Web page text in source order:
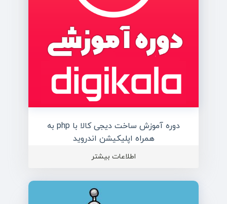
دوره آموزش ساخت دیجی کالا با php به
همراه اپلیکیشن اندروید
اطلاعات بیشتر